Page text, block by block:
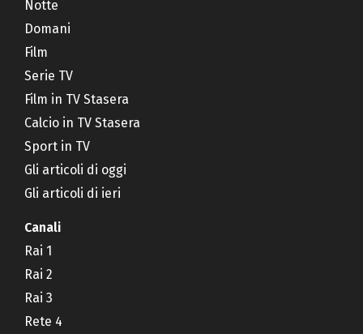
Notte
Domani
Film
Serie TV
Film in TV Stasera
Calcio in TV Stasera
Sport in TV
Gli articoli di oggi
Gli articoli di ieri
Canali
Rai 1
Rai 2
Rai 3
Rete 4